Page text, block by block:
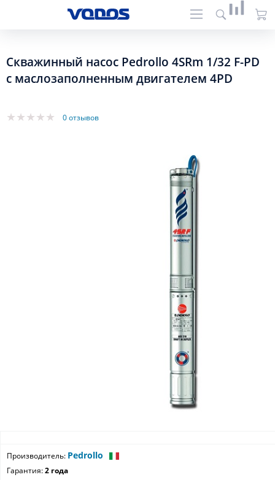
Скважинный насос Pedrollo 4SRm 1/32 F-PD
с маслозаполненным двигателем 4PD
0 отзывов
Производитель: Pedrollo
Гарантия:2 года